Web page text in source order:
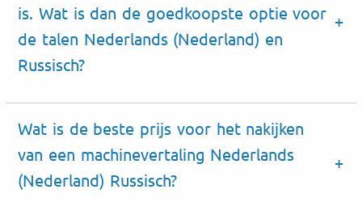
is. Wat is dan de goedkoopste optie voor
de talen Nederlands (Nederland) en
Russisch?
Wat is de beste prijs voor het nakijken
van een machinevertaling Nederlands
(Nederland) Russisch?